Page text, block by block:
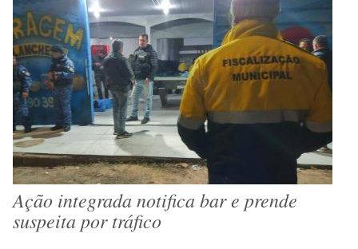
Ação integrada notifica bar e prende
suspeita por tráfico